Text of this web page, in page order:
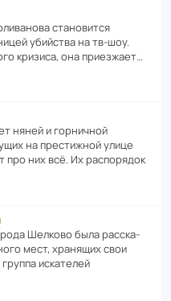
стано­вится
убийства на тв-шоу.
кризиса, она приезжает…
няней и горни­чной
на прес­ти­жной улице
про них всё. Их распо­рядок
Шелково была расска­
мест, хранящих свои
иска­телей